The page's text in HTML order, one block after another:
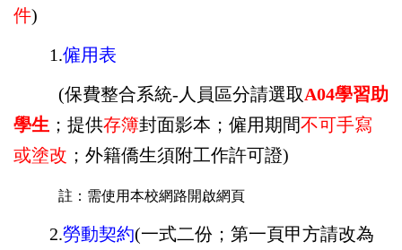
件)
1.僱用表
(保費整合系統-人員區分請選取A04學習助
學生 ；提供存簿封面影本；僱用期間不可手寫
或塗改 ；外籍僑生須附工作許可證)
註：需使用本校網路開啟網頁
2.勞動契約(一式二份；第一頁甲方請改為